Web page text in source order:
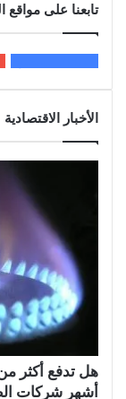
تابعنا على مواقع
الأخبار الاقتصادية
هل تدفع أكثر من
أشهر شركات